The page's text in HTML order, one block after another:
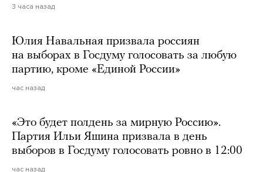
3 часа назад
Юлия Навальная призвала россиян
на выборах в Госдуму голосовать за любую
партию, кроме «Единой России»
час назад
«Это будет полдень за мирную Россию».
Партия Ильи Яшина призвала в день
выборов в Госдуму голосовать ровно в 12:00
час назад